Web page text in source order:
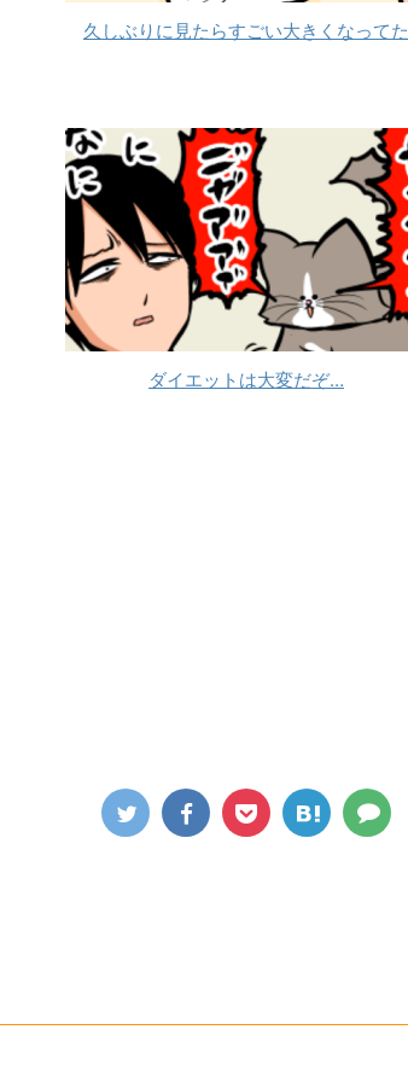
久しぶりに見たらすごい大きくなってた
ダイエットは大変だぞ…